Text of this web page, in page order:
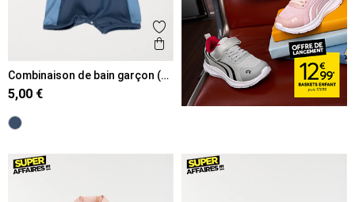
Ajouter aux favoris
Aperçu rapide
Combinaison de bain garçon (3-
24M)
5,00 €